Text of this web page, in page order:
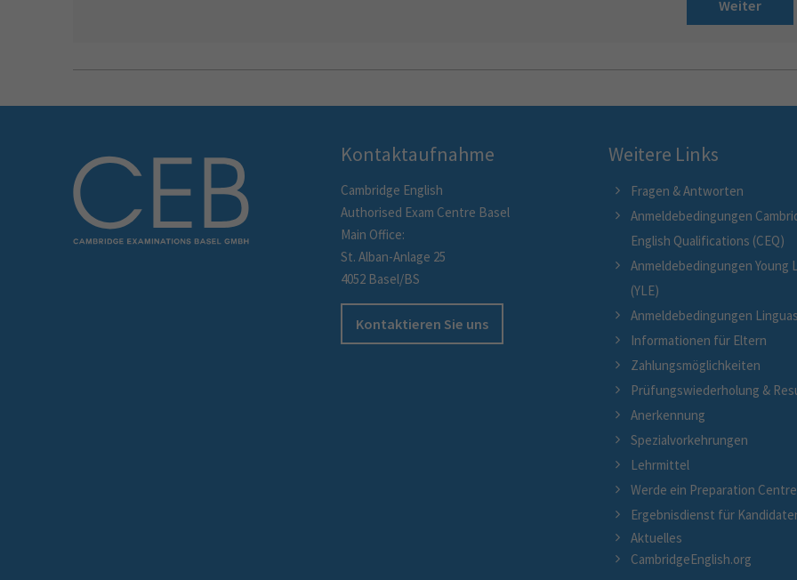
Weiter
Kontaktaufnahme
Cambridge English
Authorised Exam Centre Basel
Main Office:
St. Alban-Anlage 25
4052 Basel/BS
Kontaktieren Sie uns
Weitere Links
Fragen & Antworten
Anmeldebedingungen
English Qualifications (CEQ)
Anmeldebedingungen Young
(YLE)
Anmeldebedingungen
Informationen für Eltern
Zahlungsmöglichkeiten
Prüfungswiederholung &
Anerkennung
Spezialvorkehrungen
Lehrmittel
Werde ein Preparation Centre
Ergebnisdienst für
Aktuelles
CambridgeEnglish.org